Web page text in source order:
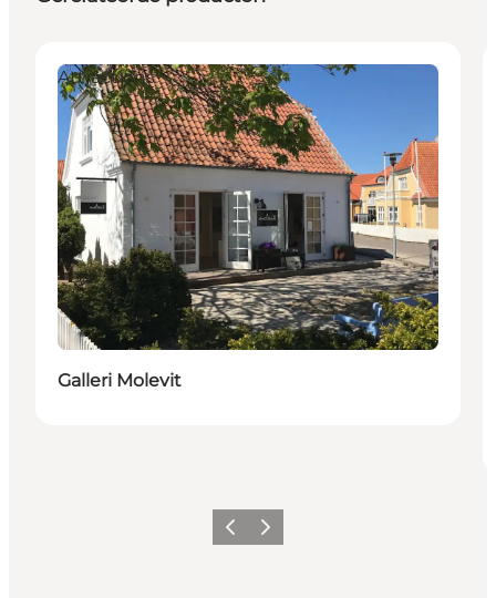
Attractions
Galleri Molevit
Vorige Volgende